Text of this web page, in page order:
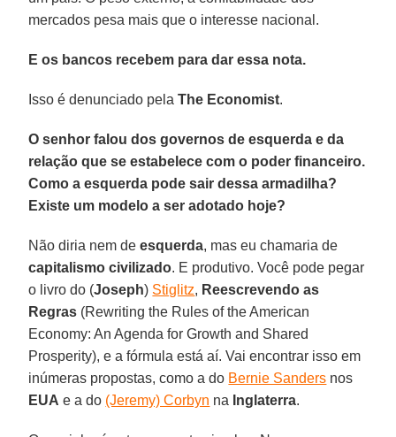
mercados pesa mais que o interesse nacional.
E os bancos recebem para dar essa nota.
Isso é denunciado pelaThe Economist.
O senhor falou dos governos de esquerda e da
relação que se estabelece com o poder financeiro.
Como a esquerda pode sair dessa armadilha?
Existe um modelo a ser adotado hoje?
Não diria nem deesquerda, mas eu chamaria de
capitalismo civilizado. E produtivo. Você pode pegar
o livro do (Joseph) Stiglitz, Reescrevendo as
Regras (Rewriting the Rules of the American
Economy: An Agenda for Growth and Shared
Prosperity), e a fórmula está aí. Vai encontrar isso em
inúmeras propostas, como a do Bernie Sanders nos
EUA e a do (Jeremy) Corbyn na Inglaterra.